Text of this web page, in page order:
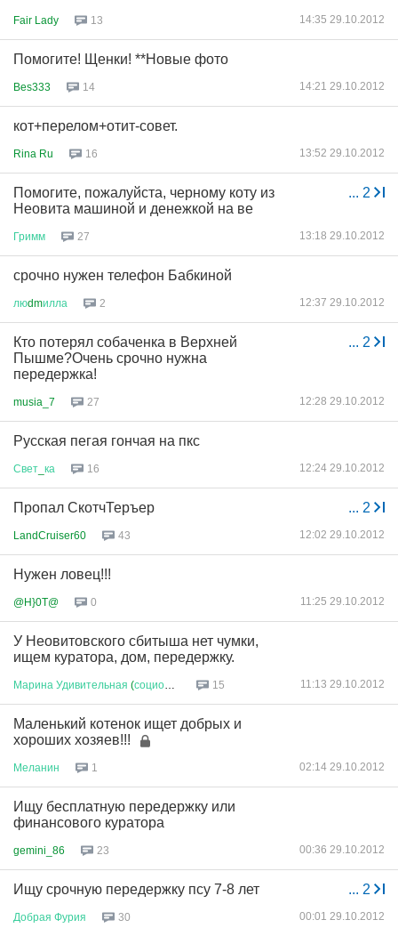
Fair Lady 13 14:35 29.10.2012
Помогите! Щенки! **Новые фото
Bes333 14 14:21 29.10.2012
кот+перелом+отит-совет.
Rina Ru 16 13:52 29.10.2012
... 2
Помогите, пожалуйста, черному коту из
Неовита машиной и денежкой на ве
Гримм 27 13:18 29.10.2012
срочно нужен телефон Бабкиной
люdmилла 2 12:37 29.10.2012
... 2
Кто потерял собаченка в Верхней
Пышме?Очень срочно нужна
передержка!
musia_7 27 12:28 29.10.2012
Русская пегая гончая на пкс
Свет ка 16 12:24 29.10.2012
... 2
Пропал СкотчТеръер
LandCruiser60 43 12:02 29.10.2012
Нужен ловец!!!
@H}0T@ 0 11:25 29.10.2012
У Неовитовского сбитыша нет чумки,
ищем куратора, дом, передержку.
Марина Удивительная (социопатк 15 11:13 29.10.2012
Маленький котенок ищет добрых и
хороших хозяев!!!
Меланин 1 02:14 29.10.2012
Ищу бесплатную передержку или
финансового куратора
gemini_86 23 00:36 29.10.2012
... 2
Ищу срочную передержку псу 7-8 лет
Добрая Фурия 30 00:01 29.10.2012